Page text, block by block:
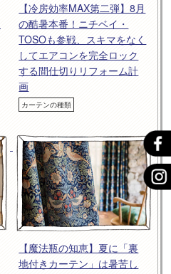
【冷房効率MAX第二弾】8月
の酷暑本番！ニチベイ・
TOSOも参戦、スキマをなく
してエアコンを完全ロック
する間仕切りリフォーム計
画
カーテンの種類
【魔法瓶の知恵】夏に「裏
地付きカーテン」は暑苦し